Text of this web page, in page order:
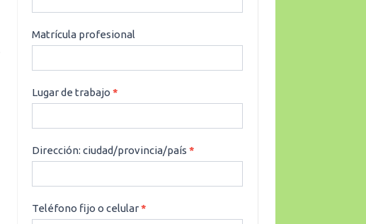
Matrícula profesional
Lugar de trabajo*
Dirección: ciudad/provincia/país*
Teléfono fijo o celular*